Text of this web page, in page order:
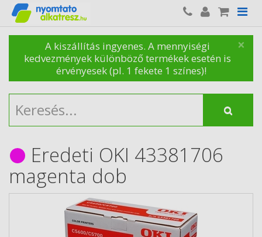
×
A kiszállítás ingyenes. A mennyiségi
kedvezmények különböző termékek esetén is
érvényesek (pl. 1 fekete 1 színes)!
Eredeti OKI 43381706
magenta dob